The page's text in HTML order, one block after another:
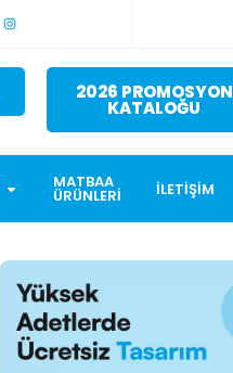
2026 PROMOSYON
KATALOĞU
MATBAA
ÜRÜNLERI İLETIŞIM